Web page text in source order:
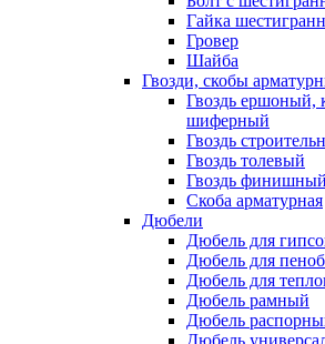
Гайка
Гровер
Шайба
Гвозди, скобы
Гвоздь ершоный,
шиферный
Гвоздь
Гвоздь толевый
Гвоздь финишный
Скоба арматурная
Дюбели
Дюбель для
Дюбель для
Дюбель для
Дюбель рамный
Дюбель
Дюбель